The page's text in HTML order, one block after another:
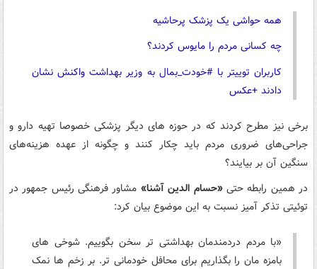
همه حواشی یک پزشک پرحاشیه
چه کسانی مردم را مایوس کردند؟
کاربران توییتر با #خودت_بمال به وزیر بهداشت واکنش نشان
دادند +عکس
برخی نیز مطرح کردند که در حوزه های دیگر پزشکی خصوصا تهیه دارو و
جراحی‌های ضروری مردم باید چکار کنند و چگونه از عهده هزینه‌های
سنگین آن بر بیایند؟
در همین رابطه حتی«حسام الدین آشنا» مشاور فرهنگی رئیس جمهور در
توئیتی تذکر آمیز نسبت به این موضوع بیان کرد:
«با مردم دردمندمان بهداشتی تر سخن بگوییم. شوخی های
بامزه مان را بگذاریم برای محافل خودمانی تر. بر زخم ها نمک